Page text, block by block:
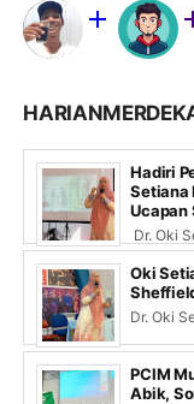
Hadiri
Setiana
Ucapan
Dr. Oki
Oki
Dr. Oki
PCIM
Abik,